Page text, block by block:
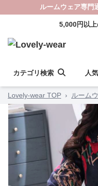
ルームウェア専門
5,000円以
カテゴリ検索 人
Lovely-wear TOP › ルーム